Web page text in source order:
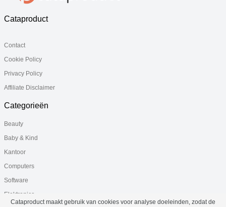
Cataproduct
Contact
Cookie Policy
Privacy Policy
Affiliate Disclaimer
Categorieën
Beauty
Baby & Kind
Kantoor
Computers
Software
Elektronica
Cataproduct maakt gebruik van cookies voor analyse doeleinden, zodat de